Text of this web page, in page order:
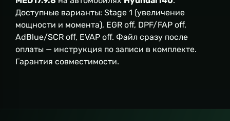
Доступные варианты: Stage 1 (увеличение
мощности и момента), EGR off, DPF/FAP off,
AdBlue/SCR off, EVAP off. Файл сразу после
оплаты — инструкция по записи в комплекте.
Гарантия совместимости.